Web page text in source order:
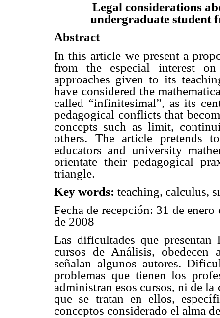
Legal considerations
undergraduate student
Abstract
In this article we present a
from the especial interest
approaches given to its
have considered the
called “infinitesimal”, as its
pedagogical conflicts that
concepts such as limit,
others. The article pretends
educators and university
orientate their pedagogical
triangle.
Key words: teaching, calculus,
Fecha de recepción: 31 de
de 2008
Las dificultades que
cursos de Análisis, obedecen
señalan algunos autores.
problemas que tienen los
administran esos cursos, ni de
que se tratan en ellos,
conceptos considerado el alma